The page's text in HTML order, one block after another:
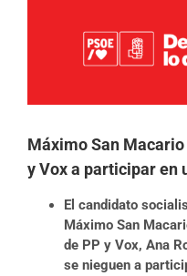
Máximo San
y Vox a participar en
El candidato
Máximo San
de PP y Vox, Ana
se nieguen a